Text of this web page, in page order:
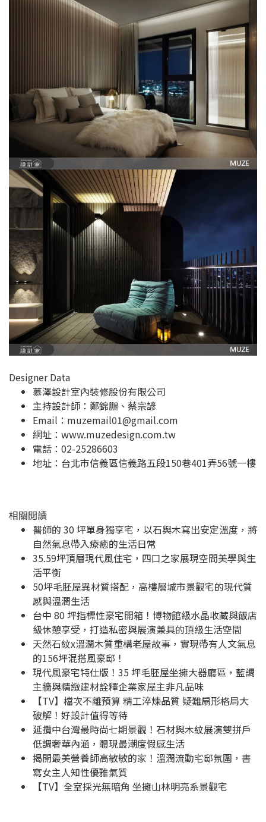
Designer Data
慕澤設計室內裝修股份有限公司
主持設計師：鄭錦鵬、蔡宗諺
Email： muzemail01@gmail.com
網址： www.muzedesign.com.tw
電話：02-25286603
地址： 台北市信義區信義路五段150巷401弄56號一樓
相關閱讀
醫師的 30 坪單身獨享宅，以石與木寫出安定溫度，將
自然氣息帶入療癒的生活日常
35.59坪頂層現代風住宅，四口之家展現空間美學與生
活平衡
50坪毛胚屋異材質搭配，高樓層城市景觀宅的現代質
感與溫潤生活
台中 80 坪指標性豪宅開箱！博物館級水晶收藏與飯店
級休憩享受，打造私密與展演兼具的頂級生活空間
天然石紋x溫潤木質重構老屋故事，實現帶有人文氣息
的156坪混搭風豪邸！
現代風豪宅特仕版！35 坪毛胚屋坐擁大器廳區，藍調
主牆與精緻建材詮釋企業家屋主非凡品味
【TV】檔次不離預算 精工淬煉品質 疑難扇形格局大
破解！好設計值得等待
延攬中台灣最時尚七期景觀！石材與木紋展演雙拼戶
低調奢華內涵，體現最潮度假感生活
揭開最美營養師高敏敏的家！溫潤流動宅邸氛圍，書
寫女主人知性優雅氣質
【TV】全室採光無暗角 坐擁山林明亮系景觀宅